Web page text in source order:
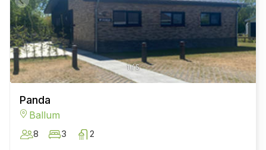
1/5
Panda
Ballum
8 3 2